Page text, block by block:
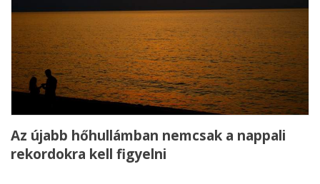
Az újabb hőhullámban nemcsak a nappali
rekordokra kell figyelni